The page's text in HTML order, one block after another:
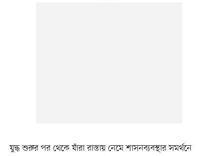
যুদ্ধ শুরুর পর থেকে যাঁরা রাস্তায় নেমে শাসনব্যবস্থার সমর্থনে